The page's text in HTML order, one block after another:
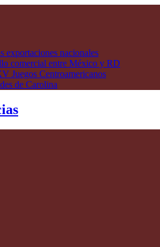
exportaciones nacionales
comercial entre México y RD
Juegos Centroamericanos
de Carolina